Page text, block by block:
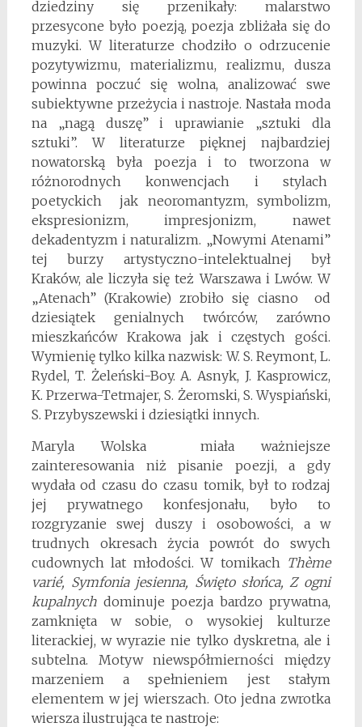
dziedziny się przenikały: malarstwo
przesycone było poezją, poezja zbliżała się do
muzyki. W literaturze chodziło o odrzucenie
pozytywizmu, materializmu, realizmu, dusza
powinna poczuć się wolna, analizować swe
subiektywne przeżycia i nastroje. Nastała moda
na „nagą duszę” i uprawianie „sztuki dla
sztuki”. W literaturze pięknej najbardziej
nowatorską była poezja i to tworzona w
różnorodnych konwencjach i stylach
poetyckich jak neoromantyzm, symbolizm,
ekspresionizm, impresjonizm, nawet
dekadentyzm i naturalizm. „Nowymi Atenami”
tej burzy artystyczno-intelektualnej był
Kraków, ale liczyła się też Warszawa i Lwów. W
„Atenach” (Krakowie) zrobiło się ciasno od
dziesiątek genialnych twórców, zarówno
mieszkańców Krakowa jak i częstych gości.
Wymienię tylko kilka nazwisk: W. S. Reymont, L.
Rydel, T. Żeleński-Boy. A. Asnyk, J. Kasprowicz,
K. Przerwa-Tetmajer, S. Żeromski, S. Wyspiański,
S. Przybyszewski i dziesiątki innych.
Maryla Wolska miała ważniejsze
zainteresowania niż pisanie poezji, a gdy
wydała od czasu do czasu tomik, był to rodzaj
jej prywatnego konfesjonału, było to
rozgryzanie swej duszy i osobowości, a w
trudnych okresach życia powrót do swych
cudownych lat młodości. W tomikach Thème
varié, Symfonia jesienna, Święto słońca, Z ogni
kupalnychdominuje poezja bardzo prywatna,
zamknięta w sobie, o wysokiej kulturze
literackiej, w wyrazie nie tylko dyskretna, ale i
subtelna. Motyw niewspółmierności między
marzeniem a spełnieniem jest stałym
elementem w jej wierszach. Oto jedna zwrotka
wiersza ilustrująca te nastroje: